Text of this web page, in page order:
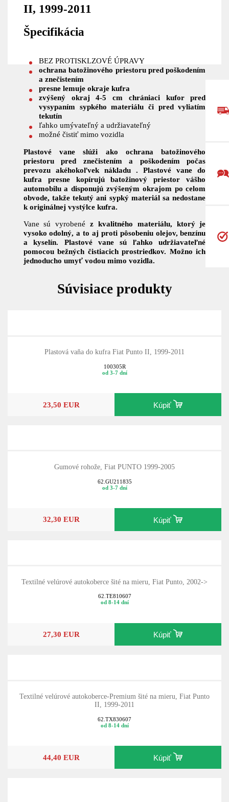
II, 1999-2011
Špecifikácia
BEZ PROTISKLZOVÉ ÚPRAVY
ochrana batožinového priestoru pred poškodením
a znečistením
presne lemuje okraje kufra
zvýšený okraj 4-5 cm chrániaci kufor pred
vysypaním sypkého materiálu či pred vyliatím
tekutín
ľahko umývateľný a udržiavateľný
možné čistiť mimo vozidla
Plastové vane slúži ako ochrana batožinového
priestoru pred znečistením a poškodením počas
prevozu akéhokoľvek nákladu . Plastové vane do
kufra presne kopírujú batožinový priestor vášho
automobilu adisponujú zvýšeným okrajom po celom
obvode, takže tekutý ani sypký materiál sa nedostane
k originálnej vystýlce kufra.
Vane sú vyrobenéz kvalitného materiálu, ktorý je
vysoko odolný, a to aj proti pôsobeniu olejov, benzínu
a kyselín. Plastové vane sú ľahko udržiavateľné
pomocou bežných čistiacich prostriedkov. Možno ich
jednoducho umyť vodou mimo vozidla.
Súvisiace produkty
Plastová vaňa do kufra Fiat Punto II, 1999-2011
100305R
od 3-7 dní
23,50 EUR Kúpiť
Gumové rohože, Fiat PUNTO 1999-2005
62.GU211835
od 3-7 dní
32,30 EUR Kúpiť
Textilné velúrové autokoberce šité na mieru, Fiat Punto, 2002->
62.TE810607
od 8-14 dní
27,30 EUR Kúpiť
Textilné velúrové autokoberce-Premium šité na mieru, Fiat Punto
II, 1999-2011
62.TX830607
od 8-14 dní
44,40 EUR Kúpiť